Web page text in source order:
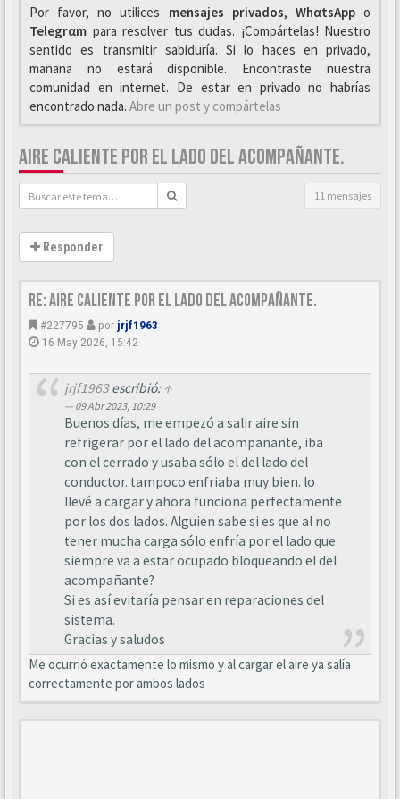
Por favor, no utilices mensajes privados, WhαtsAppo
Telegrαm para resolver tus dudas. ¡Compártelas! Nuestro
sentido es transmitir sabiduría. Si lo haces en privado,
mañana no estará disponible. Encontraste nuestra
comunidad en internet. De estar en privado no habrías
encontrado nada. Abre un post y compártelas
AIRE CALIENTE POR EL LADO DEL ACOMPAÑANTE.
11 mensajes
Responder
Re: Aire caliente por el lado del acompañante.
#227795 por jrjf1963
16 May 2026, 15:42
jrjf1963escribió: ↑
09 Abr 2023, 10:29
Buenos días, me empezó a salir aire sin
refrigerar por el lado del acompañante, iba
con el cerrado y usaba sólo el del lado del
conductor. tampoco enfriaba muy bien. lo
llevé a cargar y ahora funciona perfectamente
por los dos lados. Alguien sabe si es que al no
tener mucha carga sólo enfría por el lado que
siempre va a estar ocupado bloqueando el del
acompañante?
Si es así evitaría pensar en reparaciones del
sistema.
Gracias y saludos
Me ocurrió exactamente lo mismo y al cargar el aire ya salía
correctamente por ambos lados